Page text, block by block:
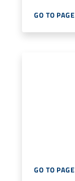
GO TO PAGE
GO TO PAGE